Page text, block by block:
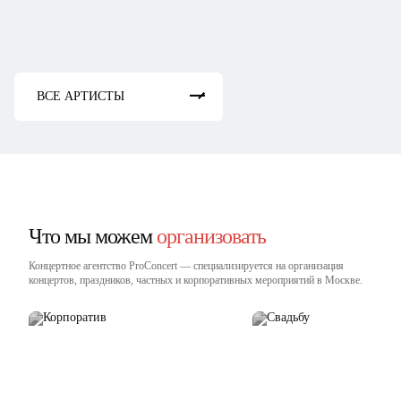
ВСЕ АРТИСТЫ
Что мы можеморганизовать
Концертное агентство ProConcert — cпециализируется на организация
концертов, праздников, частных и корпоративных мероприятий в Москве.